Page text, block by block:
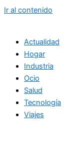
Ir al contenido
Actualidad
Hogar
Industria
Ocio
Salud
Tecnología
Viajes